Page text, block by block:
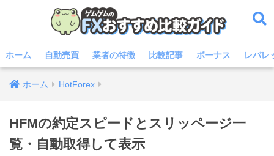
ホーム 自動売買 業者の特徴 比較記事 ボーナス レバレ
ホーム HotForex
HFMの約定スピードとスリッページ一
覧・自動取得して表示